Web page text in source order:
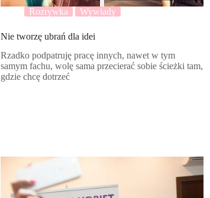
Rozrywka Wywiady
Nie tworzę ubrań dla idei
Rzadko podpatruję pracę innych, nawet w tym
samym fachu, wolę sama przecierać sobie ścieżki tam,
gdzie chcę dotrzeć